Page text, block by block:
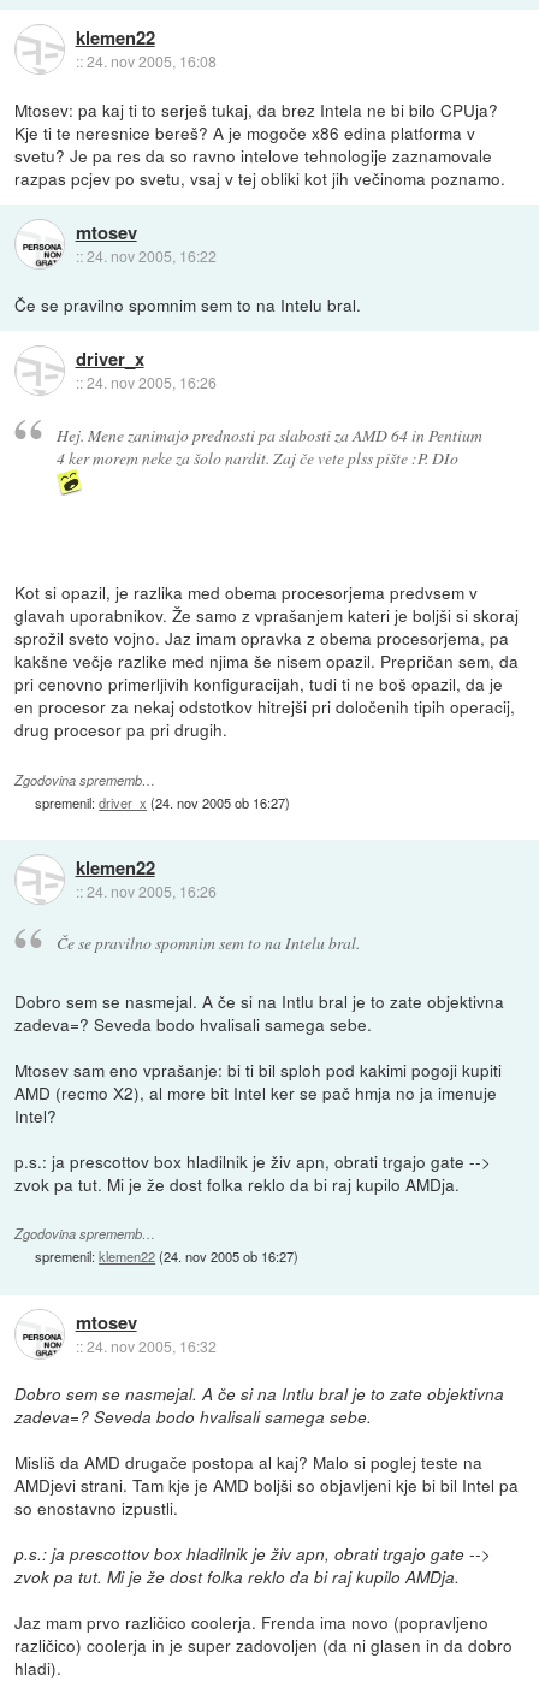
klemen22
::24. nov 2005, 16:08
Mtosev: pa kaj ti to serješ tukaj, da brez Intela ne bi bilo CPUja?
Kje ti te neresnice bereš? A je mogoče x86 edina platforma v
svetu? Je pa res da so ravno intelove tehnologije zaznamovale
razpas pcjev po svetu, vsaj v tej obliki kot jih večinoma poznamo.
mtosev
::24. nov 2005, 16:22
Če se pravilno spomnim sem to na Intelu bral.
driver_x
::24. nov 2005, 16:26
Hej. Mene zanimajo prednosti pa slabosti za AMD 64 in Pentium
4 ker morem neke za šolo nardit. Zaj če vete plss pište :P. DIo
Kot si opazil, je razlika med obema procesorjema predvsem v
glavah uporabnikov. Že samo z vprašanjem kateri je boljši si skoraj
sprožil sveto vojno. Jaz imam opravka z obema procesorjema, pa
kakšne večje razlike med njima še nisem opazil. Prepričan sem, da
pri cenovno primerljivih konfiguracijah, tudi ti ne boš opazil, da je
en procesor za nekaj odstotkov hitrejši pri določenih tipih operacij,
drug procesor pa pri drugih.
Zgodovina sprememb…
spremenil:driver_x (24. nov 2005 ob 16:27)
klemen22
::24. nov 2005, 16:26
Če se pravilno spomnim sem to na Intelu bral.
Dobro sem se nasmejal. A če si na Intlu bral je to zate objektivna
zadeva=? Seveda bodo hvalisali samega sebe.
Mtosev sam eno vprašanje: bi ti bil sploh pod kakimi pogoji kupiti
AMD (recmo X2), al more bit Intel ker se pač hmja no ja imenuje
Intel?
p.s.: ja prescottov box hladilnik je živ apn, obrati trgajo gate -->
zvok pa tut. Mi je že dost folka reklo da bi raj kupilo AMDja.
Zgodovina sprememb…
spremenil:klemen22(24. nov 2005 ob 16:27)
mtosev
::24. nov 2005, 16:32
Dobro sem se nasmejal. A če si na Intlu bral je to zate objektivna
zadeva=? Seveda bodo hvalisali samega sebe.
Misliš da AMD drugače postopa al kaj? Malo si poglej teste na
AMDjevi strani. Tam kje je AMD boljši so objavljeni kje bi bil Intel pa
so enostavno izpustli.
p.s.: ja prescottov box hladilnik je živ apn, obrati trgajo gate -->
zvok pa tut. Mi je že dost folka reklo da bi raj kupilo AMDja.
Jaz mam prvo različico coolerja. Frenda ima novo (popravljeno
različico) coolerja in je super zadovoljen (da ni glasen in da dobro
hladi).